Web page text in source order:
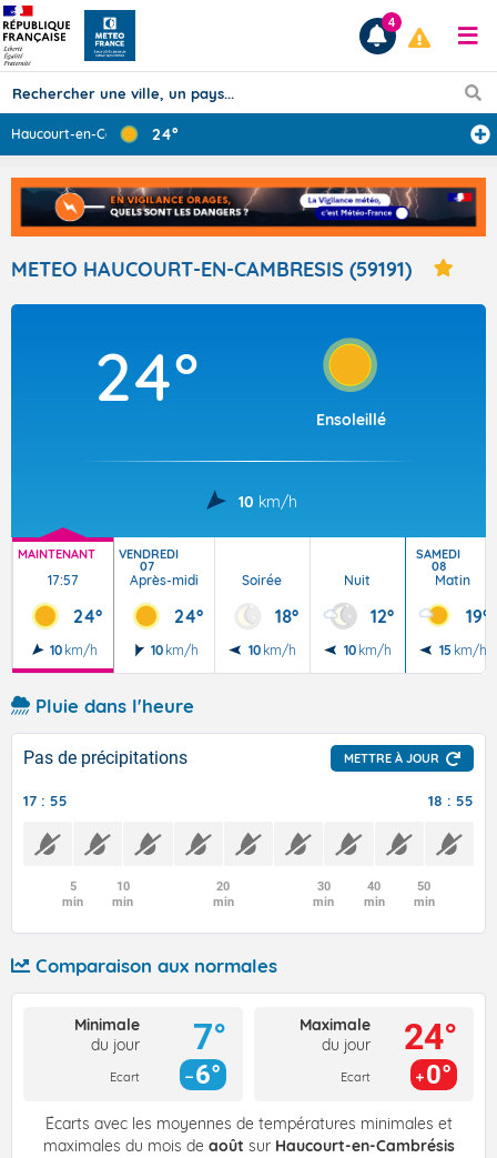
Prévisions
TOUS LES RÉSULTATS
Articles
4
Haucourt-en-Cam... 24°
METEO HAUCOURT-EN-CAMBRESIS (59191)
24°
Ensoleillé
10 km/h
MAINTENANT
17:57
24°
10 km/h
VENDREDI
07
Après-midi
24°
10 km/h
Soirée
18°
10 km/h
Nuit
12°
10 km/h
SAMEDI
08
Matin
19°
15 km/h
Pluie dans l'heure
Pas de précipitations METTRE À JOUR
17 : 55 18 : 55
5
min
10
min
20
min
30
min
40
min
50
min
Comparaison aux normales
Minimale
du jour
Ecart
7°
6°
Maximale
du jour
Ecart
24°
0°
Écarts avec les moyennes de températures minimales et
maximales du mois de août sur Haucourt-en-Cambrésis